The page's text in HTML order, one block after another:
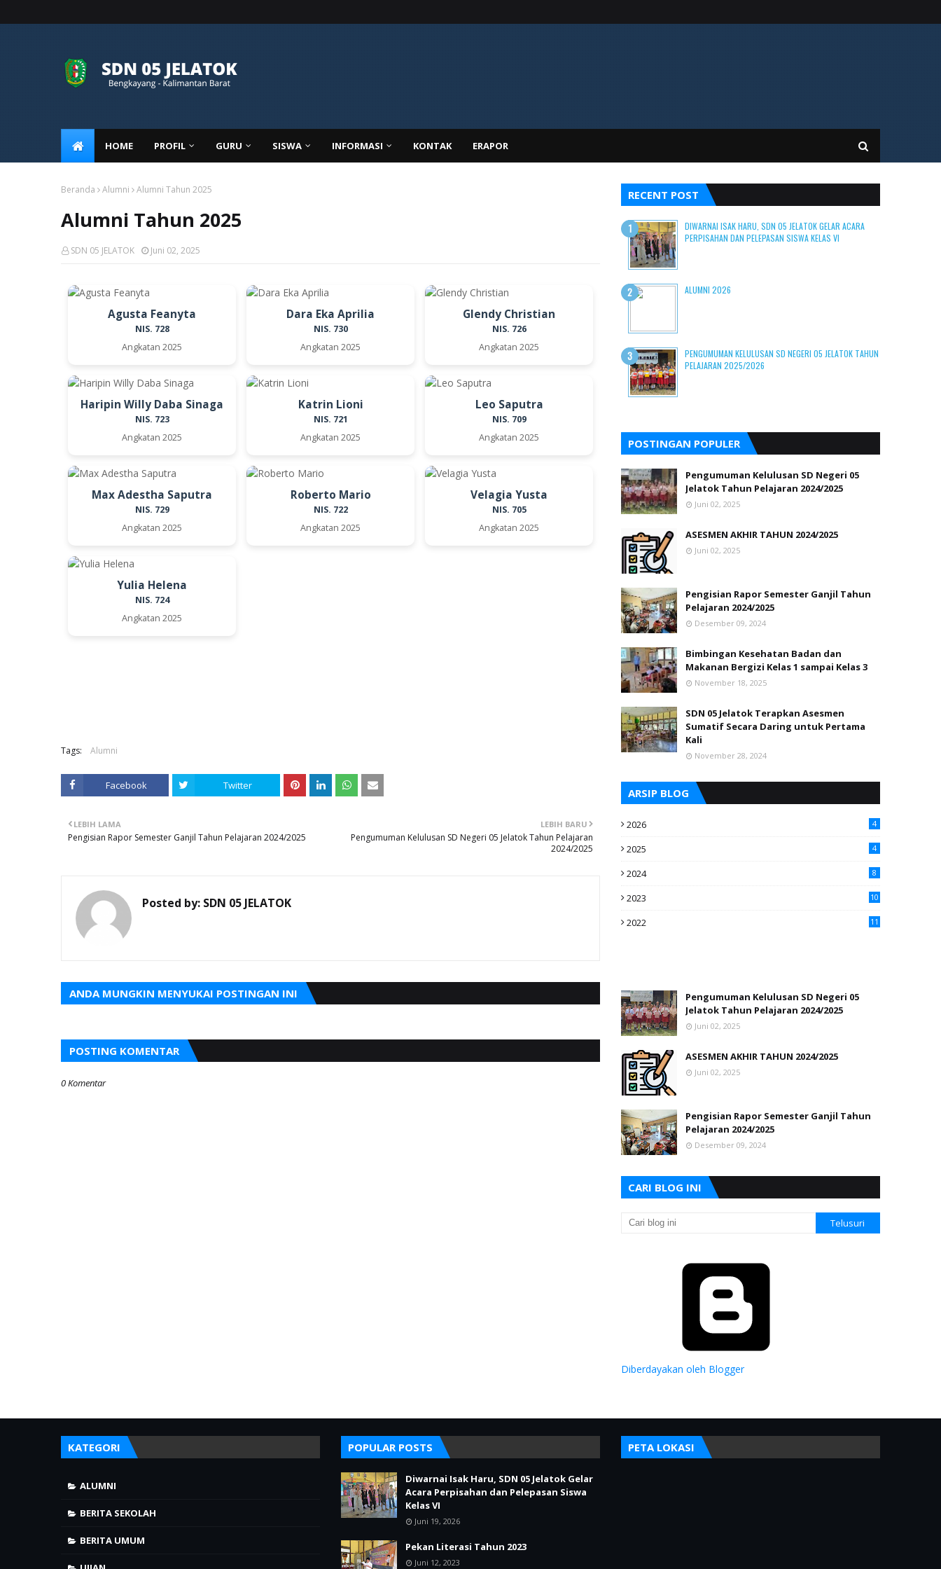
HOME PROFIL GURU SISWA INFORMASI KONTAK ERAPOR
Beranda Alumni Alumni Tahun 2025
Alumni Tahun 2025
SDN 05 JELATOK Juni 02, 2025
Agusta Feanyta
NIS. 728
Angkatan 2025
Dara Eka Aprilia
NIS. 730
Angkatan 2025
Glendy Christian
NIS. 726
Angkatan 2025
Haripin Willy Daba Sinaga
NIS. 723
Angkatan 2025
Katrin Lioni
NIS. 721
Angkatan 2025
Leo Saputra
NIS. 709
Angkatan 2025
Max Adestha Saputra
NIS. 729
Angkatan 2025
Roberto Mario
NIS. 722
Angkatan 2025
Velagia Yusta
NIS. 705
Angkatan 2025
Yulia Helena
NIS. 724
Angkatan 2025
Tags: Alumni
Facebook Twitter
LEBIH BARU
Pengumuman Kelulusan SD Negeri 05 Jelatok Tahun Pelajaran
2024/2025
LEBIH LAMA
Pengisian Rapor Semester Ganjil Tahun Pelajaran 2024/2025
Posted by: SDN 05 JELATOK
ANDA MUNGKIN MENYUKAI POSTINGAN INI
POSTING KOMENTAR
0 Komentar
RECENT POST
DIWARNAI ISAK HARU, SDN 05 JELATOK GELAR ACARA
PERPISAHAN DAN PELEPASAN SISWA KELAS VI
ALUMNI 2026
PENGUMUMAN KELULUSAN SD NEGERI 05 JELATOK TAHUN
PELAJARAN 2025/2026
POSTINGAN POPULER
Pengumuman Kelulusan SD Negeri 05
Jelatok Tahun Pelajaran 2024/2025
Juni 02, 2025
ASESMEN AKHIR TAHUN 2024/2025
Juni 02, 2025
Pengisian Rapor Semester Ganjil Tahun
Pelajaran 2024/2025
Desember 09, 2024
Bimbingan Kesehatan Badan dan
Makanan Bergizi Kelas 1 sampai Kelas 3
November 18, 2025
SDN 05 Jelatok Terapkan Asesmen
Sumatif Secara Daring untuk Pertama
Kali
November 28, 2024
ARSIP BLOG
2026 4
2025 4
2024 8
2023 10
2022 11
Pengumuman Kelulusan SD Negeri 05
Jelatok Tahun Pelajaran 2024/2025
Juni 02, 2025
ASESMEN AKHIR TAHUN 2024/2025
Juni 02, 2025
Pengisian Rapor Semester Ganjil Tahun
Pelajaran 2024/2025
Desember 09, 2024
CARI BLOG INI
Diberdayakan oleh Blogger
KATEGORI
ALUMNI
BERITA SEKOLAH
BERITA UMUM
POPULAR POSTS
Diwarnai Isak Haru, SDN 05 Jelatok Gelar
Acara Perpisahan dan Pelepasan Siswa
Kelas VI
Juni 19, 2026
Pekan Literasi Tahun 2023
Juni 12, 2023
PETA LOKASI